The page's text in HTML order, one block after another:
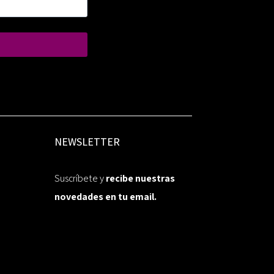
NEWSLETTER
Suscríbete yrecibe nuestras
novedades en tu email.